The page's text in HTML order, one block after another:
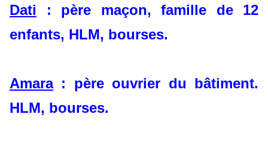
Dati : père maçon, famille de 12
enfants, HLM, bourses.
Amara: père ouvrier du bâtiment.
HLM, bourses.